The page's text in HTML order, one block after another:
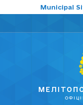
Municipal